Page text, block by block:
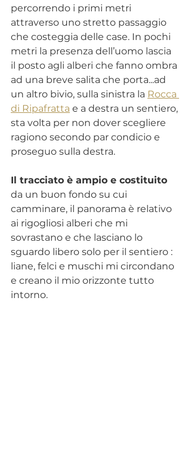
percorrendo i primi metri
attraverso uno stretto passaggio
che costeggia delle case. In pochi
metri la presenza dell’uomo lascia
il posto agli alberi che fanno ombra
ad una breve salita che porta...ad
un altro bivio, sulla sinistra la Rocca
di Ripafratta e a destra un sentiero,
sta volta per non dover scegliere
ragiono secondo par condicio e
proseguo sulla destra.
Il tracciato è ampio e costituito
da un buon fondo su cui
camminare, il panorama è relativo
ai rigogliosi alberi che mi
sovrastano e che lasciano lo
sguardo libero solo per il sentiero :
liane, felci e muschi mi circondano
e creano il mio orizzonte tutto
intorno.